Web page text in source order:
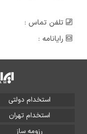
تلفن تماس :
رایانامه :
استخدام دولتی
استخدام تهران
رزومه ساز